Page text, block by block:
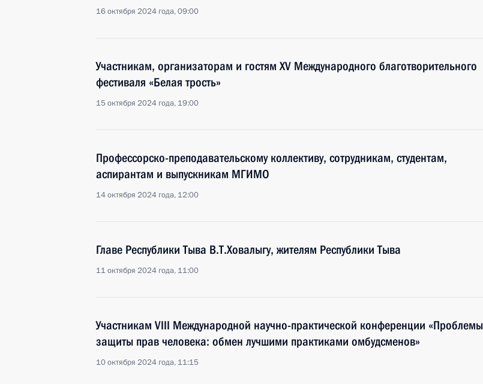
16 октября 2024 года, 09:00
Участникам, организаторам и гостям XV Международного благотворительного
фестиваля «Белая трость»
15 октября 2024 года, 19:00
Профессорско-преподавательскому коллективу, сотрудникам, студентам,
аспирантам и выпускникам МГИМО
14 октября 2024 года, 12:00
Главе Республики Тыва В.Т.Ховалыгу, жителям Республики Тыва
11 октября 2024 года, 11:00
Участникам VIII Международной научно-практической конференции «Проблемы
защиты прав человека: обмен лучшими практиками омбудсменов»
10 октября 2024 года, 11:15